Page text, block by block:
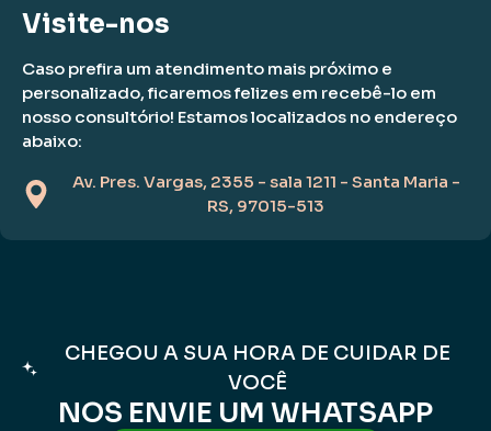
Visite-nos
Caso prefira um atendimento mais próximo e
personalizado, ficaremos felizes em recebê-lo em
nosso consultório! Estamos localizados no endereço
abaixo:
Av. Pres. Vargas, 2355 - sala 1211 - Santa Maria -
RS, 97015-513
CHEGOU A SUA HORA DE CUIDAR DE
VOCÊ
NOS ENVIE UM WHATSAPP